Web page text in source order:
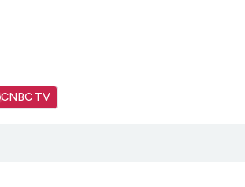
CNBC TV